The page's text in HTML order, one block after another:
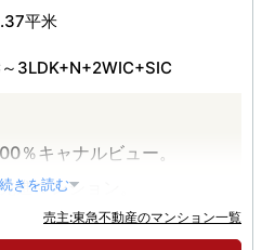
平米
3LDK+N+2WIC+SIC
％キャナルビュー。
進マンション。
きを読む
売主:東急不動産のマンション一覧